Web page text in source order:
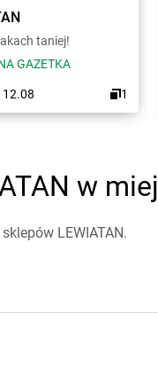
taniej!
GAZETKA
12.08 1
w
LEWIATAN.